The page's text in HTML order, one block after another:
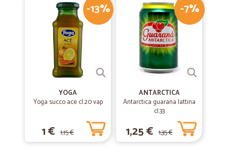
-13%
YOGA
Yoga succo ace cl.20 vap
1 € 1,15 €
-7%
ANTARCTICA
Antarctica guarana lattina
cl.33
1,25 € 1,35 €